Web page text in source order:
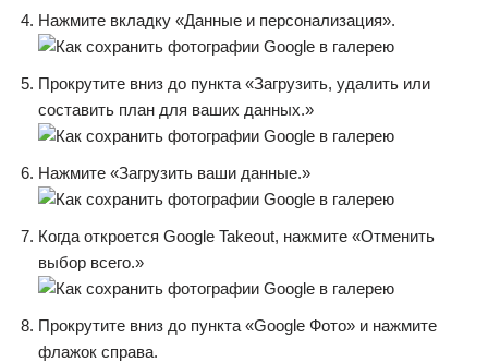
Нажмите вкладку «Данные и персонализация».
Прокрутите вниз до пункта «Загрузить, удалить или
составить план для ваших данных.»
Нажмите «Загрузить ваши данные.»
Когда откроется Google Takeout, нажмите «Отменить
выбор всего.»
Прокрутите вниз до пункта «Google Фото» и нажмите
флажок справа.